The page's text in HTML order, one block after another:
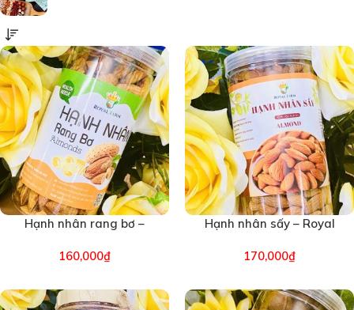
Hạnh nhân rang bơ –
(6730)
160,000₫
Hạnh nhân sấy – Royal
170,000₫